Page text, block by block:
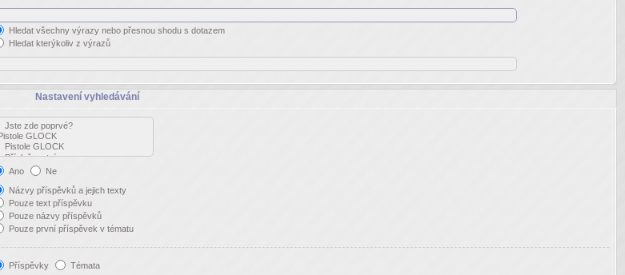
Hledat všechny výrazy nebo přesnou shodu s dotazem
Hledat kterýkoliv z výrazů
Nastavení vyhledávání
Ano
Ne
Názvy příspěvků a jejich texty
Pouze text příspěvku
Pouze názvy příspěvků
Pouze první příspěvek v tématu
Příspěvky
Témata